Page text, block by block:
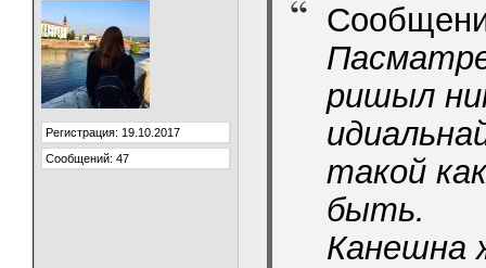
Регистрация: 19.10.2017
Сообщений: 47
ришыл
такой
быть.
Канешна